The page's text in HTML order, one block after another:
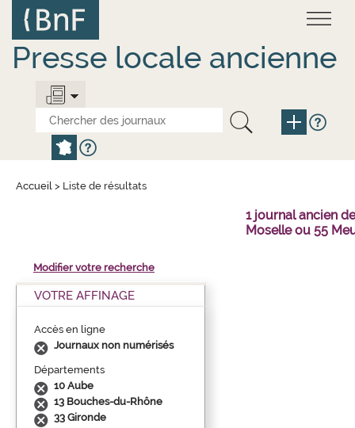
contenu
principal
Presse locale ancienne
Accueil > Liste de résultats
1 journal ancien
Moselle ou 55
Modifier votre recherche
VOTRE AFFINAGE
Accès en ligne
Journaux non numérisés
Départements
10 Aube
13 Bouches-du-Rhône
33 Gironde
Panneau de gestion des cookies